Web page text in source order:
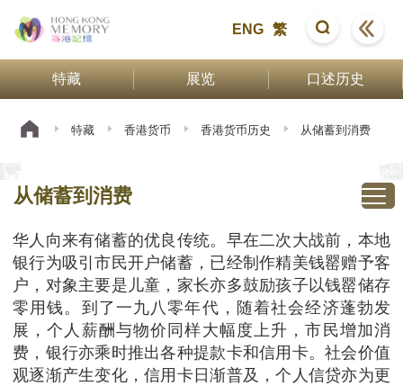
ENG 繁
特藏 展览 口述历史
特藏 香港货币 香港货币历史 从储蓄到消费
从储蓄到消费
华人向来有储蓄的优良传统。早在二次大战前，本地
银行为吸引市民开户储蓄，已经制作精美钱罂赠予客
户，对象主要是儿童，家长亦多鼓励孩子以钱罂储存
零用钱。到了一九八零年代，随着社会经济蓬勃发
展，个人薪酬与物价同样大幅度上升，市民增加消
费，银行亦乘时推出各种提款卡和信用卡。社会价值
观逐渐产生变化，信用卡日渐普及，个人信贷亦为更